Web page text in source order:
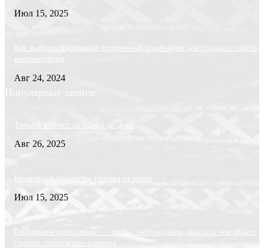
Июл 15, 2025
Как выбрать идеальный встроенный шкаф-купе для спальни: советы
рекомендации
Авг 24, 2024
Популярные записи
Тонкий клиент: от офиса до дома
Авг 26, 2025
Безопасная обработка участка от крота
Июл 15, 2025
Глобальное потепление — мифы, заблуждения, факты и чем может
грозить потепление климата